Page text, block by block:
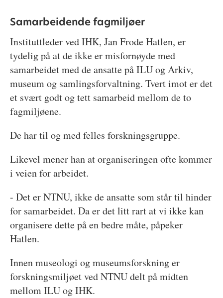
Samarbeidende fagmiljøer
Instituttleder ved IHK, Jan Frode Hatlen, er
tydelig på at de ikke er misfornøyde med
samarbeidet med de ansatte på ILU og Arkiv,
museum og samlingsforvaltning. Tvert imot er det
et svært godt og tett samarbeid mellom de to
fagmiljøene.
De har til og med felles forskningsgruppe.
Likevel mener han at organiseringen ofte kommer
i veien for arbeidet.
- Det er NTNU, ikke de ansatte som står til hinder
for samarbeidet. Da er det litt rart at vi ikke kan
organisere dette på en bedre måte, påpeker
Hatlen.
Innen museologi og museumsforskning er
forskningsmiljøet ved NTNU delt på midten
mellom ILU og IHK.